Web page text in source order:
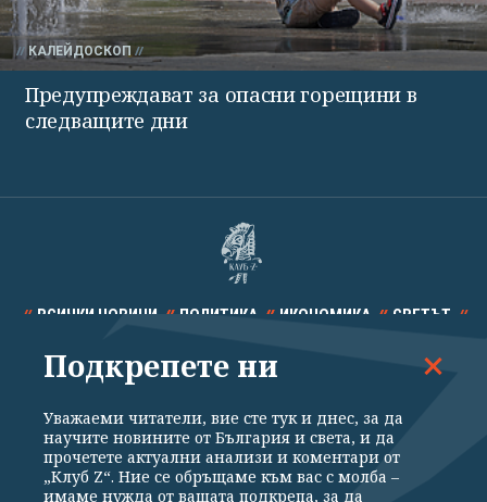
КАЛЕЙДОСКОП
Предупреждават за опасни горещини в
следващите дни
ВСИЧКИ НОВИНИ ПОЛИТИКА ИКОНОМИКА СВЕТЪТ
СПОРТ КУЛТУРА ТЕХНОЛОГИИ КАЛЕЙДОСКОП
Подкрепете ни
Уважаеми читатели, вие сте тук и днес, за да
научите новините от България и света, и да
прочетете актуални анализи и коментари от
„Клуб Z“. Ние се обръщаме към вас с молба –
имаме нужда от вашата подкрепа, за да